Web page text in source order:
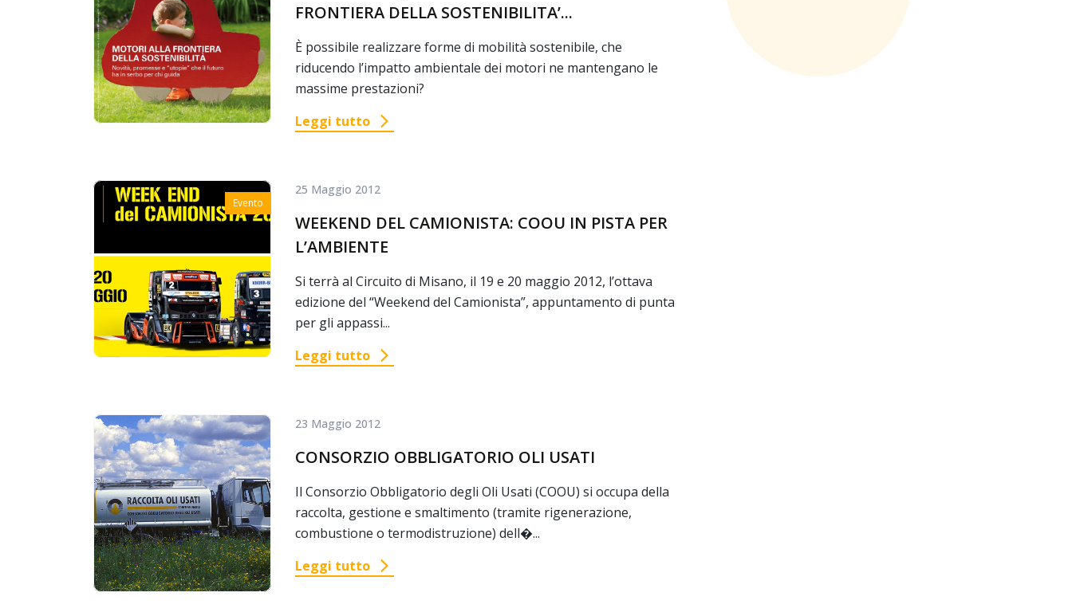
FRONTIERA DELLA SOSTENIBILITA’...
È possibile realizzare forme di mobilità sostenibile, che
riducendo l’impatto ambientale dei motori ne mantengano le
massime prestazioni?
Leggi tutto
Evento
25 Maggio 2012
WEEKEND DEL CAMIONISTA: COOU IN PISTA PER
L’AMBIENTE
Si terrà al Circuito di Misano, il 19 e 20 maggio 2012, l’ottava
edizione del “Weekend del Camionista”, appuntamento di punta
per gli appassi...
Leggi tutto
23 Maggio 2012
CONSORZIO OBBLIGATORIO OLI USATI
Il Consorzio Obbligatorio degli Oli Usati (COOU) si occupa della
raccolta, gestione e smaltimento (tramite rigenerazione,
combustione o termodistruzione) dell�...
Leggi tutto